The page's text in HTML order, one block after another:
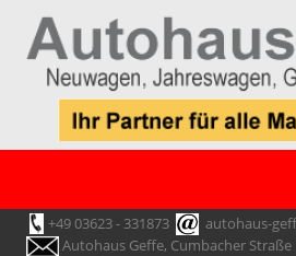
+49 03623 - 331873
autohaus-
Autohaus Geffe, Cumbacher Straße